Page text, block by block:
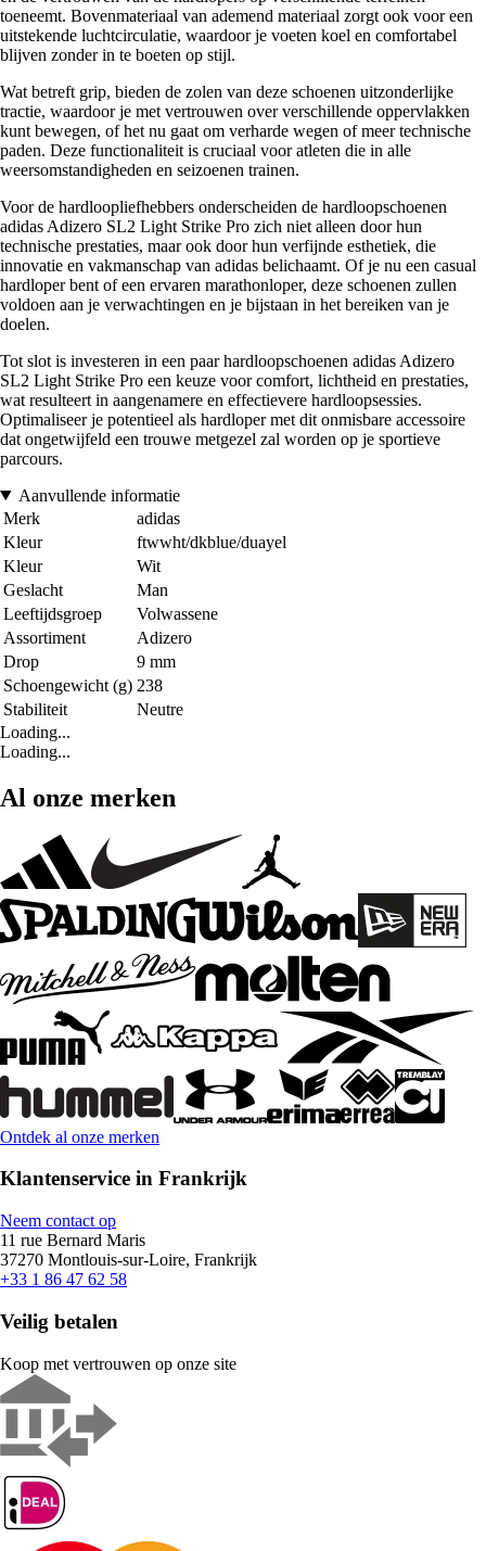
toeneemt. Bovenmateriaal van ademend materiaal zorgt ook voor een
uitstekende luchtcirculatie, waardoor je voeten koel en comfortabel
blijven zonder in te boeten op stijl.
Wat betreft grip, bieden de zolen van deze schoenen uitzonderlijke
tractie, waardoor je met vertrouwen over verschillende oppervlakken
kunt bewegen, of het nu gaat om verharde wegen of meer technische
paden. Deze functionaliteit is cruciaal voor atleten die in alle
weersomstandigheden en seizoenen trainen.
Voor de hardloopliefhebbers onderscheiden de hardloopschoenen
adidas Adizero SL2 Light Strike Pro zich niet alleen door hun
technische prestaties, maar ook door hun verfijnde esthetiek, die
innovatie en vakmanschap van adidas belichaamt. Of je nu een casual
hardloper bent of een ervaren marathonloper, deze schoenen zullen
voldoen aan je verwachtingen en je bijstaan in het bereiken van je
doelen.
Tot slot is investeren in een paar hardloopschoenen adidas Adizero
SL2 Light Strike Pro een keuze voor comfort, lichtheid en prestaties,
wat resulteert in aangenamere en effectievere hardloopsessies.
Optimaliseer je potentieel als hardloper met dit onmisbare accessoire
dat ongetwijfeld een trouwe metgezel zal worden op je sportieve
parcours.
Aanvullende informatie
Merk
adidas
Kleur
ftwwht/dkblue/duayel
Kleur
Wit
Geslacht
Man
Leeftijdsgroep
Volwassene
Assortiment
Adizero
Drop
9 mm
Schoengewicht (g) 238
Stabiliteit
Neutre
Loading...
Loading...
Al onze merken
Ontdek al onze merken
Klantenservice in Frankrijk
Neem contact op
11 rue Bernard Maris
37270 Montlouis-sur-Loire, Frankrijk
+33 1 86 47 62 58
Veilig betalen
Koop met vertrouwen op onze site